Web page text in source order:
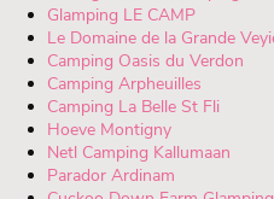
Glamping LE CAMP
Le Domaine de la Grande
Camping Oasis du Verdon
Camping Arpheuilles
Camping La Belle St Fli
Hoeve Montigny
Netl Camping Kallumaan
Parador Ardinam